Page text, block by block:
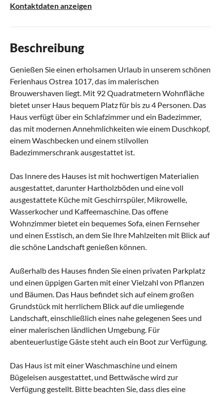
Kontaktdaten anzeigen
Beschreibung
Genießen Sie einen erholsamen Urlaub in unserem schönen
Ferienhaus Ostrea 1017, das im malerischen
Brouwershaven liegt. Mit 92 Quadratmetern Wohnfläche
bietet unser Haus bequem Platz für bis zu 4 Personen. Das
Haus verfügt über ein Schlafzimmer und ein Badezimmer,
das mit modernen Annehmlichkeiten wie einem Duschkopf,
einem Waschbecken und einem stilvollen
Badezimmerschrank ausgestattet ist.
Das Innere des Hauses ist mit hochwertigen Materialien
ausgestattet, darunter Hartholzböden und eine voll
ausgestattete Küche mit Geschirrspüler, Mikrowelle,
Wasserkocher und Kaffeemaschine. Das offene
Wohnzimmer bietet ein bequemes Sofa, einen Fernseher
und einen Esstisch, an dem Sie Ihre Mahlzeiten mit Blick auf
die schöne Landschaft genießen können.
Außerhalb des Hauses finden Sie einen privaten Parkplatz
und einen üppigen Garten mit einer Vielzahl von Pflanzen
und Bäumen. Das Haus befindet sich auf einem großen
Grundstück mit herrlichem Blick auf die umliegende
Landschaft, einschließlich eines nahe gelegenen Sees und
einer malerischen ländlichen Umgebung. Für
abenteuerlustige Gäste steht auch ein Boot zur Verfügung.
Das Haus ist mit einer Waschmaschine und einem
Bügeleisen ausgestattet, und Bettwäsche wird zur
Verfügung gestellt. Bitte beachten Sie, dass dies eine